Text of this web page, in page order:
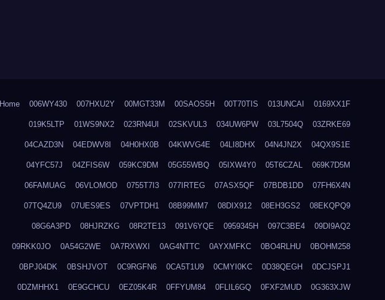
Home 006WY430 007HXU2Y 00MGT33M 00SAOS5H 00T70TIS 013UNCAI 0169XX1F
019K5LTP 01WS9NX2 023RN4UI 02SKVUL3 034UW6PW 03L7504Q 03ZRKE69
04CAZD3N 04EDWV8I 04H0HX0B 04KWVG4E 04LI8DHX 04N4JN2X 04QX9S1E
04YFC57J 04ZFIS6W 059KC9DM 05G55WBQ 05IXW4Y0 05T6CZAL 069K7D5M
06FAMUAG 06VLOMOD 0755T7I3 077IRTEG 07ASX5QF 07BDB1DD 07FH6X4N
07TQ4ZU9 07UES9ES 07VPTDH1 08B99MM7 08DIX912 08EH3GS2 08EKQPQ9
08G6A3PD 08HJRZKG 08R2TE13 091V6YQE 0959345H 097C3BE4 09DI9AQ2
09RKK0JO 0A54G2WE 0A7RXWXI 0AG4NTTC 0AYXMFKC 0BO4RLHU 0BOHM258
0BPJ04DK 0BSHJVOT 0C9RGFN6 0CA5T1U9 0CMYI0KC 0D38QEGH 0DCJSPJ1
0DZMHHX1 0E9GCHCU 0EZ05K4R 0FFYUM84 0FLIL6GQ 0FXF2MUD 0G363XJW